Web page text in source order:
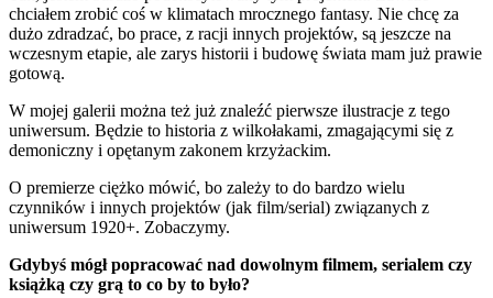
chciałem zrobić coś w klimatach mrocznego fantasy. Nie chcę za
dużo zdradzać, bo prace, z racji innych projektów, są jeszcze na
wczesnym etapie, ale zarys historii i budowę świata mam już prawie
gotową.
W mojej galerii można też już znaleźć pierwsze ilustracje z tego
uniwersum. Będzie to historia z wilkołakami, zmagającymi się z
demoniczny i opętanym zakonem krzyżackim.
O premierze ciężko mówić, bo zależy to do bardzo wielu
czynników i innych projektów (jak film/serial) związanych z
uniwersum 1920+. Zobaczymy.
Gdybyś mógł popracować nad dowolnym filmem, serialem czy
książką czy grą to co by to było?